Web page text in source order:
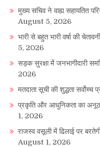
मुख्य सचिव ने वाह्य सहायतित
August 5, 2026
भारी से बहुत भारी वर्षा की
5, 2026
सड़क सुरक्षा में जनभागीदारी
2026
मतदाता सूची की शुद्धता सर्वाेच्च
प्रकृति और आधुनिकता का अनूठा
1, 2026
राजस्व वसूली में ढिलाई पर
August 1, 2026